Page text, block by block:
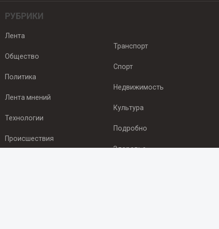
РУБРИКИ
Лента
Общество
Политика
Лента мнений
Технологии
Происшествия
Транспорт
Спорт
Недвижимость
Культура
Подробно
Здоровье